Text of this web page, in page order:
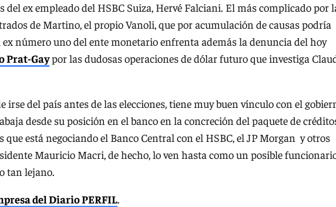
ex empleado del HSBC Suiza, Hervé Falciani. El más complicado por
de Martino, el propio Vanoli, que por acumulación de causas podría
número uno del ente monetario enfrenta además la denuncia del hoy
Prat-Gaypor las dudosas operaciones de dólar futuro que investiga
irse del país antes de las elecciones, tiene muy buen vínculo con el
desde su posición en el banco en la concreción del paquete de
está negociando el Banco Central con el HSBC, el JP Morgan y otros
Mauricio Macri, de hecho, lo ven hasta como un posible
tan lejano.
del Diario PERFIL.